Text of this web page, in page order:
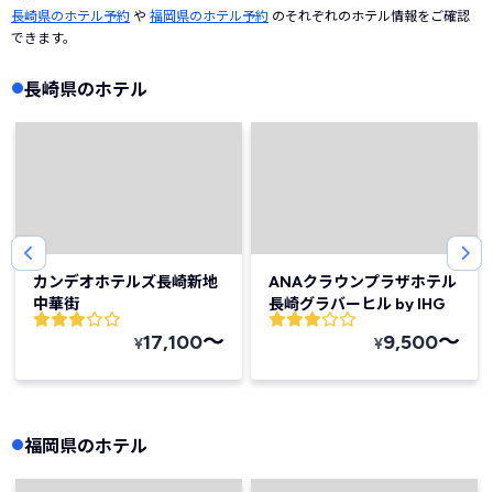
長崎県のホテル予約 や 福岡県のホテル予約 のそれぞれのホテル情報をご確認
できます。
長崎県のホテル
カンデオホテルズ長崎新地
中華街
¥17,100〜
ANAクラウンプラザホテル
長崎グラバーヒル by IHG
¥9,500〜
福岡県のホテル